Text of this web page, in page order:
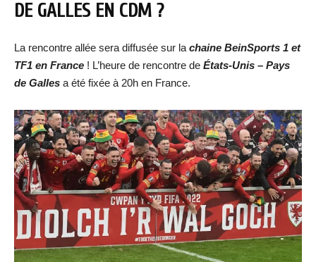
DE GALLESEN CDM ?
La rencontre allée sera diffusée sur la chaine BeinSports 1 et
TF1 en France ! L’heure de rencontre de États-Unis – Pays
de Galles a été fixée à 20h en France.